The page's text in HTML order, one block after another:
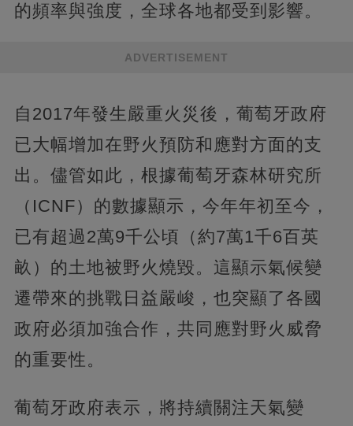
的頻率與強度，全球各地都受到影響。
ADVERTISEMENT
自2017年發生嚴重火災後，葡萄牙政府
已大幅增加在野火預防和應對方面的支
出。儘管如此，根據葡萄牙森林研究所
（ICNF）的數據顯示，今年年初至今，
已有超過2萬9千公頃（約7萬1千6百英
畝）的土地被野火燒毀。這顯示氣候變
遷帶來的挑戰日益嚴峻，也突顯了各國
政府必須加強合作，共同應對野火威脅
的重要性。
葡萄牙政府表示，將持續關注天氣變